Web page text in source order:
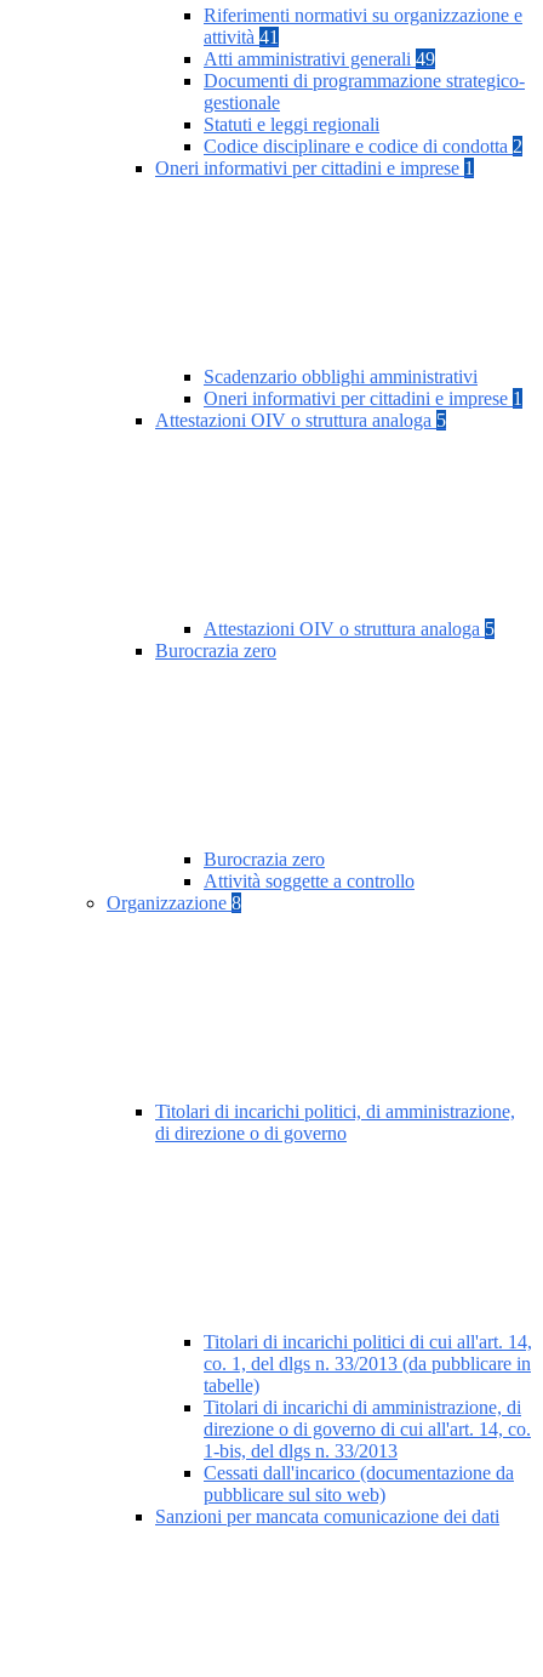
Riferimenti normativi su organizzazione e
attività 41
Atti amministrativi generali 49
Documenti di programmazione strategico-
gestionale
Statuti e leggi regionali
Codice disciplinare e codice di condotta 2
Oneri informativi per cittadini e imprese 1
Scadenzario obblighi amministrativi
Oneri informativi per cittadini e imprese 1
Attestazioni OIV o struttura analoga 5
Attestazioni OIV o struttura analoga 5
Burocrazia zero
Burocrazia zero
Attività soggette a controllo
Organizzazione 8
Titolari di incarichi politici, di amministrazione,
di direzione o di governo
Titolari di incarichi politici di cui all'art. 14,
co. 1, del dlgs n. 33/2013 (da pubblicare in
tabelle)
Titolari di incarichi di amministrazione, di
direzione o di governo di cui all'art. 14, co.
1-bis, del dlgs n. 33/2013
Cessati dall'incarico (documentazione da
pubblicare sul sito web)
Sanzioni per mancata comunicazione dei dati